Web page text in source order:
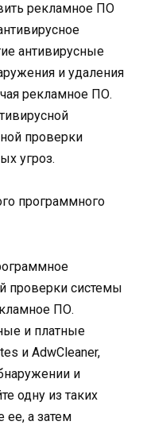
рекламное ПО
антивирусные
и удаления
рекламное ПО.
проверки
угроз.
программного
проверки системы
ПО.
и платные
и AdwCleaner,
и
одну из таких
ее, а затем